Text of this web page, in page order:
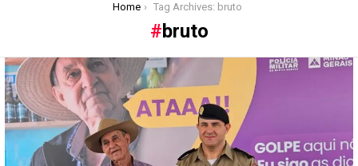
Home Tag Archives: bruto
bruto
Latest
stories